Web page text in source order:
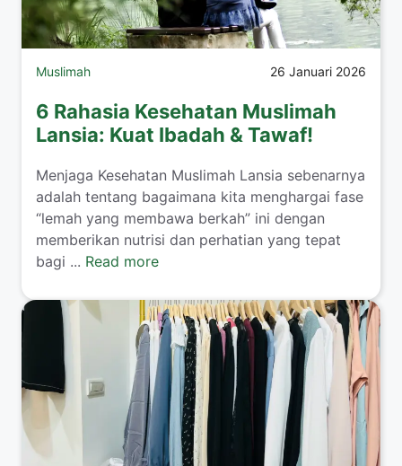
Muslimah 26 Januari 2026
6 Rahasia Kesehatan Muslimah
Lansia: Kuat Ibadah & Tawaf!
​Menjaga Kesehatan Muslimah Lansia sebenarnya
adalah tentang bagaimana kita menghargai fase
“lemah yang membawa berkah” ini dengan
memberikan nutrisi dan perhatian yang tepat
bagi ... Read more